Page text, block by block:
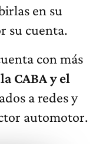
en su
su cuenta.
con más
CABA y el
a redes y
automotor.